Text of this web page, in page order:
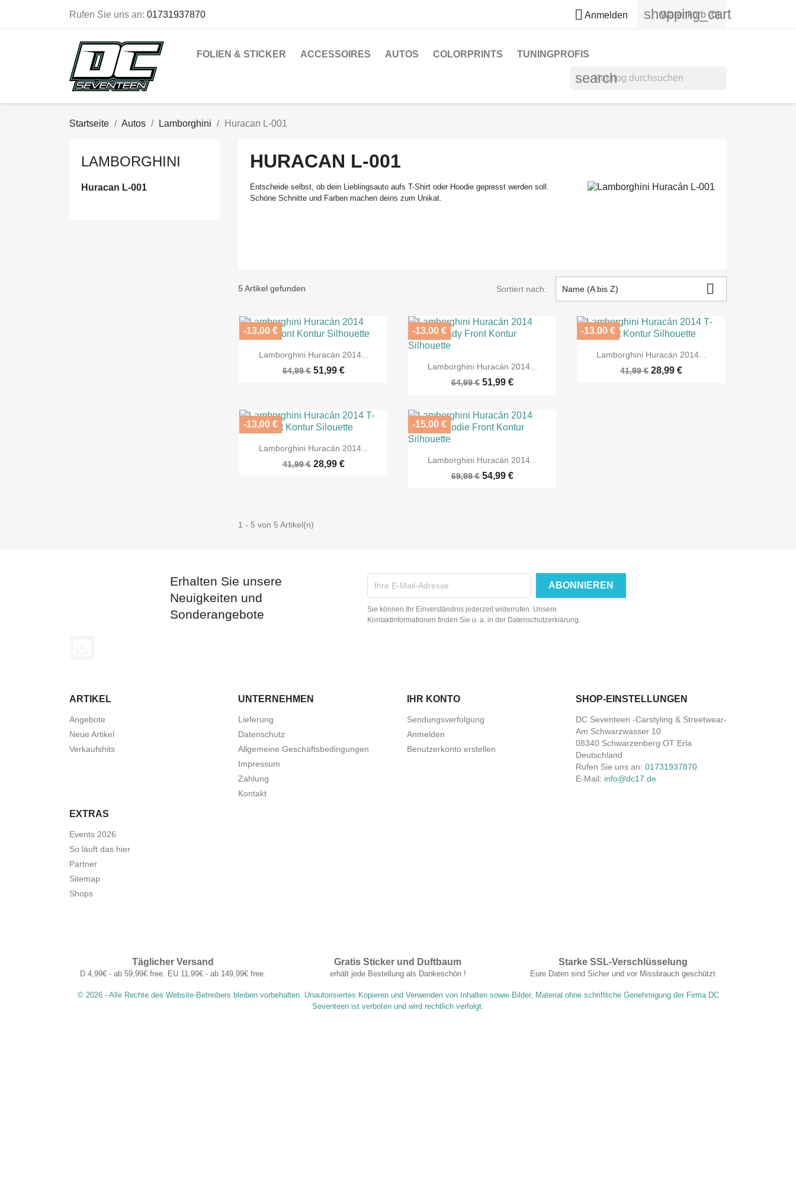
Rufen Sie uns an: 01731937870  Anmelden shopping_cart
Warenkorb (0)
FOLIEN & STICKER ACCESSOIRES AUTOS COLORPRINTS TUNINGPROFIS
search
Startseite Autos Lamborghini Huracan L-001
LAMBORGHINI
Huracan L-001
HURACAN L-001
Entscheide selbst, ob dein Lieblingsauto aufs T-Shirt oder Hoodie gepresst werden soll.
Schöne Schnitte und Farben machen deins zum Unikat.
5 Artikel gefunden Sortiert nach: Name (A bis Z) 
 Vorschau
Lamborghini Huracán 2014...
64,99 € 51,99 €
-13,00 €
 Vorschau
Lamborghini Huracán 2014...
64,99 € 51,99 €
-13,00 €
 Vorschau
Lamborghini Huracán 2014...
41,99 € 28,99 €
-13,00 €
 Vorschau
Lamborghini Huracán 2014...
41,99 € 28,99 €
-13,00 €
 Vorschau
Lamborghini Huracán 2014...
69,99 € 54,99 €
-15,00 €
1 - 5 von 5 Artikel(n)
Erhalten Sie unsere
Neuigkeiten und
Sonderangebote
Sie können Ihr Einverständnis jederzeit widerrufen. Unsere
Kontaktinformationen finden Sie u. a. in der Datenschutzerklärung.
ARTIKEL
Angebote
Neue Artikel
Verkaufshits
UNTERNEHMEN
Lieferung
Datenschutz
Allgemeine Geschäftsbedingungen
Impressum
Zahlung
Kontakt
EXTRAS
Events 2026
So läuft das hier
Partner
Sitemap
Shops
IHR KONTO
Sendungsverfolgung
Anmelden
Benutzerkonto erstellen
SHOP-EINSTELLUNGEN
DC Seventeen -Carstyling & Streetwear-
Am Schwarzwasser 10
08340 Schwarzenberg OT Erla
Deutschland
Rufen Sie uns an: 01731937870
E-Mail: info@dc17.de
Täglicher Versand
D 4,99€ - ab 59,99€ free. EU 11,99€ - ab 149,99€ free.
Gratis Sticker und Duftbaum
erhält jede Bestellung als Dankeschön !
Starke SSL-Verschlüsselung
Eure Daten sind Sicher und vor Missbrauch geschützt
© 2026 - Alle Rechte des Website-Betreibers bleiben vorbehalten. Unautorisiertes Kopieren und Verwenden von Inhalten sowie Bilder, Material ohne schriftliche Genehmigung der Firma DC
Seventeen ist verboten und wird rechtlich verfolgt.